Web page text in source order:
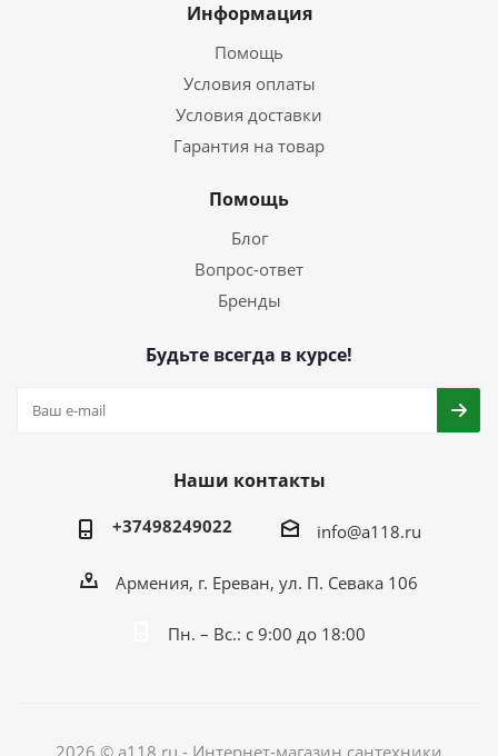
Информация
Помощь
Условия оплаты
Условия доставки
Гарантия на товар
Помощь
Блог
Вопрос-ответ
Бренды
Будьте всегда в курсе!
Наши контакты
+37498249022 info@a118.ru
Армения, г. Ереван, ул. П. Севака 106
Пн. – Вс.: с 9:00 до 18:00
2026 © a118.ru - Интернет-магазин сантехники